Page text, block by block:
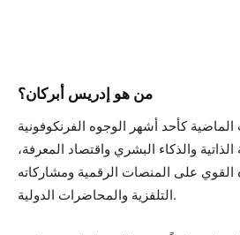
من هو إدريس أبركان؟
كأحد أشهر الوجوه الفرنكوفونية
والذكاء البشري واقتصاد المعرفة،
على المنصات الرقمية ومشاركاته
التلفزية والمحاضرات الدولية.